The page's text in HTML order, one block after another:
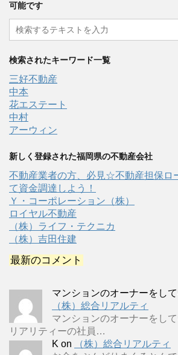
可能です
検索されたキーワード一覧
三好不動産
中本
花エステート
中村
アーウィン
新しく登録された福岡県の不動産会社
不動産業者の方、必見☆不動産担保ロ
て資金調達しよう！
Ｙ・コーポレーション（株）
ロイヤル不動産
（株）ライフ・テクニカ
（株）吉田住建
最新のコメント
マンションのオーナーをし
（株）総合リアルティ
マンションのオーナーをし
リアリティーの社員…
K on
（株）総合リアルティ